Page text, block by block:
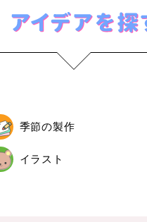
季節の製作
イラスト